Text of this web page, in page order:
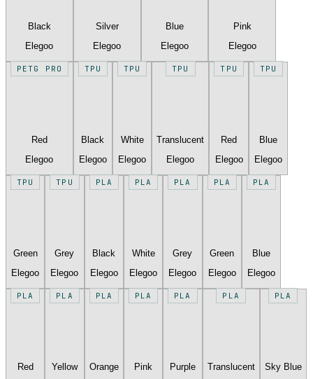
Black
Elegoo
Silver
Elegoo
Blue
Elegoo
Pink
Elegoo
PETG PRO
Red
Elegoo
TPU
Black
Elegoo
TPU
White
Elegoo
TPU
Translucent
Elegoo
TPU
Red
Elegoo
TPU
Blue
Elegoo
TPU
Green
Elegoo
TPU
Grey
Elegoo
PLA
Black
Elegoo
PLA
White
Elegoo
PLA
Grey
Elegoo
PLA
Green
Elegoo
PLA
Blue
Elegoo
PLA
Red
PLA
Yellow
PLA
Orange
PLA
Pink
PLA
Purple
PLA
Translucent
PLA
Sky Blue